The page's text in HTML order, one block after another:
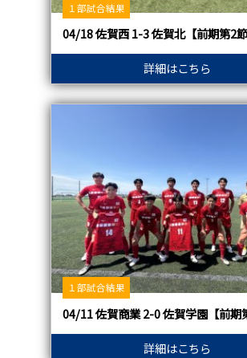
１部試合結果
04/18 佐賀西 1-3 佐賀北【前期第2節
詳細はこちら
１部試合結果
04/11 佐賀商業 2-0 佐賀学園【前期
詳細はこちら